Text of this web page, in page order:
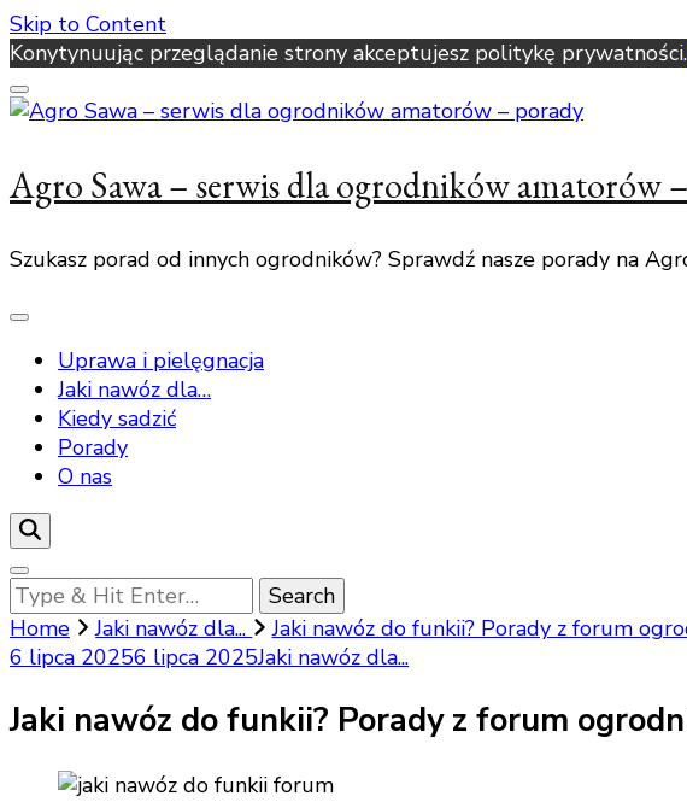
Skip to Content
Konytynuując przeglądanie strony akceptujesz politykę prywatności.
Agro Sawa – serwis dla ogrodników amatorów
Szukasz porad od innych ogrodników? Sprawdź nasze porady na
Uprawa i pielęgnacja
Jaki nawóz dla…
Kiedy sadzić
Porady
O nas
Looking
for
Something?
Home Jaki nawóz dla...
Jaki nawóz do funkii? Porady z forum
6 lipca 20256 lipca 2025Jaki nawóz dla...
Jaki nawóz do funkii? Porady z forum